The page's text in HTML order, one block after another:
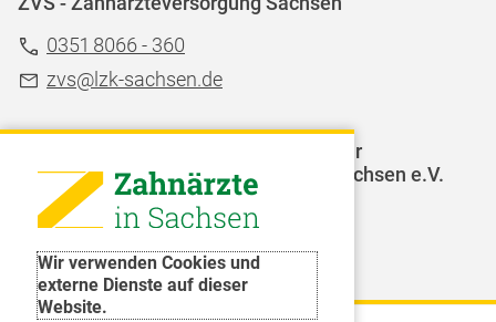
Wir verwenden Cookies und
externe Dienste auf dieser
Website.
0351 8066 - 360
zvs@lzk-sachsen.de
LAGZ - Landesarbeitsgemeinschaft für
Jugendzahnpflege des Freistaates Sachsen e.V.